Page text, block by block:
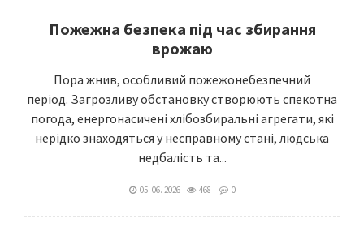
Пожежна безпека під час збирання
врожаю
Пора жнив, особливий пожежонебезпечний
період. Загрозливу обстановку створюють спекотна
погода, енергонасичені хлібозбиральні агрегати, які
нерідко знаходяться у несправному стані, людська
недбалість та...
05. 06. 2026 468 0